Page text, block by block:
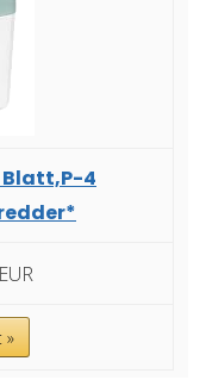
4
»